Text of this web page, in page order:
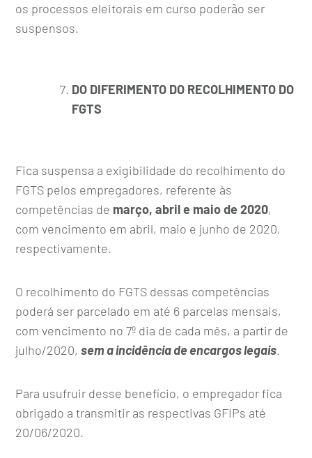
os processos eleitorais em curso poderão ser
suspensos.
DO DIFERIMENTO DO RECOLHIMENTO DO
FGTS
Fica suspensa a exigibilidade do recolhimento do
FGTS pelos empregadores, referente às
competências de março, abril e maio de 2020,
com vencimento em abril, maio e junho de 2020,
respectivamente.
O recolhimento do FGTS dessas competências
poderá ser parcelado em até 6 parcelas mensais,
com vencimento no 7º dia de cada mês, a partir de
julho/2020,sem a incidência de encargos legais.
Para usufruir desse benefício, o empregador fica
obrigado a transmitir as respectivas GFIPs até
20/06/2020.